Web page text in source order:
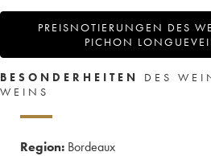
PREISNOTIERUNGEN DES
PICHON
BESONDERHEITEN
DES
WEINS
Region: Bordeaux